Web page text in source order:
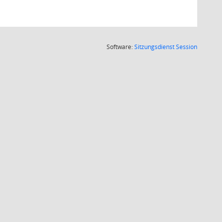
Software:SitzungsdienstSession(Wird in